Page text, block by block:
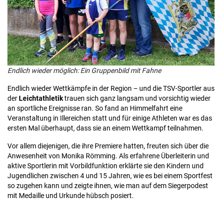
Endlich wieder möglich: Ein Gruppenbild mit Fahne
Endlich wieder Wettkämpfe in der Region – und die TSV-Sportler aus
derLeichtathletiktrauen sich ganz langsam und vorsichtig wieder
an sportliche Ereignisse ran. So fand an Himmelfahrt eine
Veranstaltung in Illereichen statt und für einige Athleten war es das
ersten Mal überhaupt, dass sie an einem Wettkampf teilnahmen.
Vor allem diejenigen, die ihre Premiere hatten, freuten sich über die
Anwesenheit von Monika Römming. Als erfahrene Überleiterin und
aktive Sportlerin mit Vorbildfunktion erklärte sie den Kindern und
Jugendlichen zwischen 4 und 15 Jahren, wie es bei einem Sportfest
so zugehen kann und zeigte ihnen, wie man auf dem Siegerpodest
mit Medaille und Urkunde hübsch posiert.